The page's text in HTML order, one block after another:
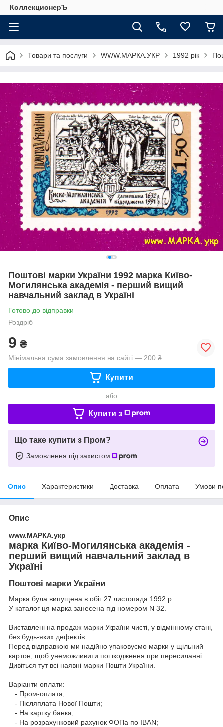
КоллекционерЪ
Товари та послуги WWW.МАРКА.УКР 1992 рік
Поштові марки України 1992 марка Київо-
Могилянська академія - перший вищий
навчальний заклад в Україні
Готово до відправки
Роздріб
9 ₴
Мінімальна сума замовлення на сайті — 200 ₴
Купити
або
Купити з
Що таке купити з Пром?
Замовлення під захистом
Опис Характеристики Доставка Оплата Умови
Опис
www.МАРКА.укр
марка Київо-Могилянська академія -
перший вищий навчальний заклад в
Україні
Поштові марки України
Марка була випущена в обіг 27 листопада 1992 р.
У каталог ця марка занесена під номером N 32.
Виставлені на продаж марки України чисті, у відмінному стані,
без будь-яких дефектів.
Перед відправкою ми надійно упаковуємо марки у щільний
картон, щоб унеможливити пошкодження при пересиланні.
Дивіться тут всі наявні марки Пошти України.
Варіанти оплати:
- Пром-оплата,
- Післяплата Нової Пошти;
- На картку банка;
- На розрахунковий рахунок ФОПа по IBAN;